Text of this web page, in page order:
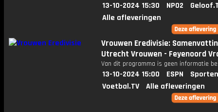
13-10-2024 15:30 NPO2
Alle afleveringen
Vrouwen Eredivisie:
Utrecht Vrouwen - Feyenoord
Van dit programma is geen informatie
13-10-2024 15:00 ESPN
Voetbal.TV
Alle afleveringen